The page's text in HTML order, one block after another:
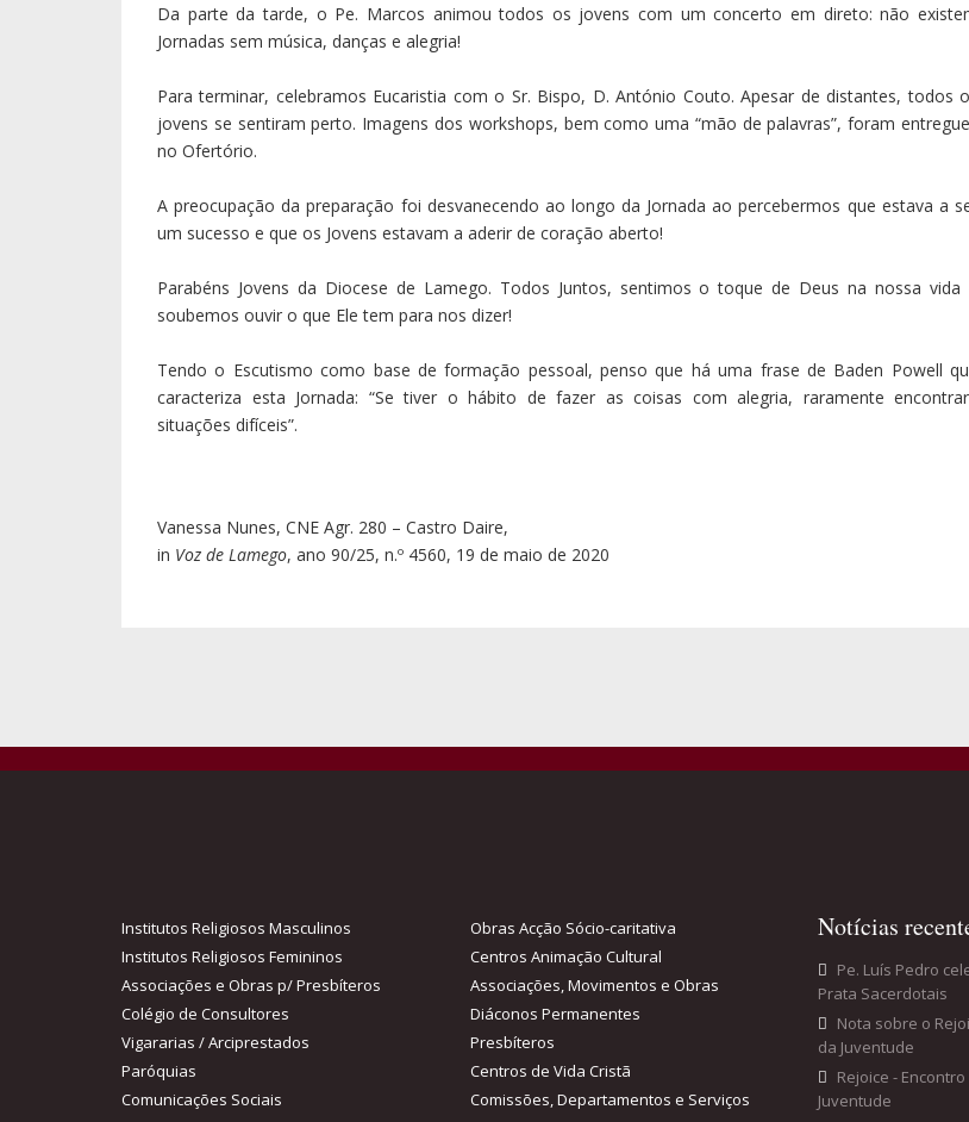
Da parte da tarde, o Pe. Marcos animou todos os jovens com um concerto em direto: não
Jornadas sem música, danças e alegria!
Para terminar, celebramos Eucaristia com o Sr. Bispo, D. António Couto. Apesar de distantes, todos
jovens se sentiram perto. Imagens dos workshops, bem como uma “mão de palavras”, foram
no Ofertório.
A preocupação da preparação foi desvanecendo ao longo da Jornada ao percebermos que estava a
um sucesso e que os Jovens estavam a aderir de coração aberto!
Parabéns Jovens da Diocese de Lamego. Todos Juntos, sentimos o toque de Deus na nossa vida
soubemos ouvir o que Ele tem para nos dizer!
Tendo o Escutismo como base de formação pessoal, penso que há uma frase de Baden Powell
caracteriza esta Jornada: “Se tiver o hábito de fazer as coisas com alegria, raramente
situações difíceis”.
Vanessa Nunes, CNE Agr. 280 – Castro Daire,
in Voz de Lamego, ano 90/25, n.º 4560, 19 de maio de 2020
Institutos Religiosos Masculinos
Institutos Religiosos Femininos
Associações e Obras p/ Presbíteros
Colégio de Consultores
Vigararias / Arciprestados
Paróquias
Comunicações Sociais
Obras Acção Sócio-caritativa
Centros Animação Cultural
Associações, Movimentos e Obras
Diáconos Permanentes
Presbíteros
Centros de Vida Cristã
Comissões, Departamentos e Serviços
Notícias
Pe. Luís Pedro
Prata Sacerdotais
Nota sobre o
da Juventude
Rejoice -
Juventude